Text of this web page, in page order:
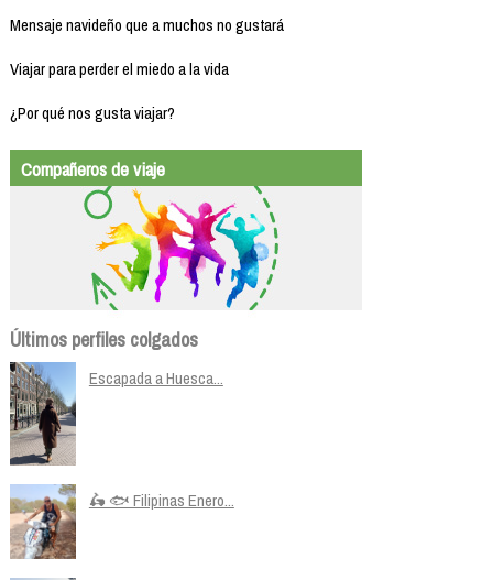
Mensaje navideño que a muchos no gustará
Viajar para perder el miedo a la vida
¿Por qué nos gusta viajar?
Compañeros de viaje
Últimos perfiles colgados
Escapada a Huesca...
🛵 🐟 Filipinas Enero...